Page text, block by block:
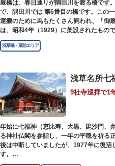
には、アメリカ進駐軍の放出物資を販売
（アメリカ通り）」と呼ばれるようにな
され、今の「アメ横」になったと言われ
厩橋は、春日通りが隅田川を渡る橋です
で、隅田川では 第6番目の橋です。この
運搬のために馬もたくさん飼われ、「御
は、昭和4年（1929）に架設されたもの
ス細工が組み込まれています。
浅草橋・蔵前エリア
浅草名所七
9社寺巡拝で1
年始に七福神（恵比寿、大黒、毘沙門、
る神社仏閣を参詣し、一年の平穏を祈る
後は中断していましたが、1977年に復活
す。